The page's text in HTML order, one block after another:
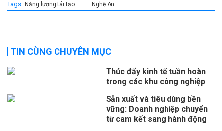
Tags: Năng lượng tái tạo Nghệ An
TIN CÙNG CHUYÊN MỤC
Thúc đẩy kinh tế tuần hoàn
trong các khu công nghiệp
Sản xuất và tiêu dùng bền
vững: Doanh nghiệp chuyển
từ cam kết sang hành động